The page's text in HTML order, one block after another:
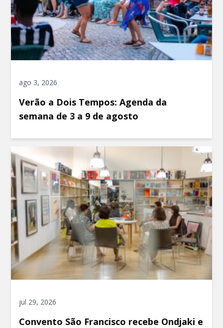
ago 3, 2026
Verão a Dois Tempos: Agenda da
semana de 3 a 9 de agosto
jul 29, 2026
Convento São Francisco recebe Ondjaki e